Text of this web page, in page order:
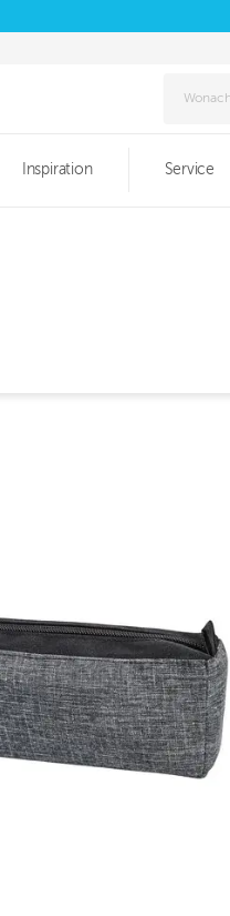
Inspiration Service